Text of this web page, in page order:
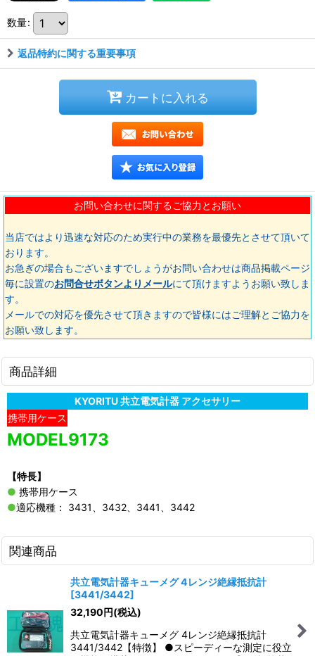
数量:
返品特約に関する重要事項
カートに入れる
お問い合わせに関するご協力とお願い
当店ではより迅速な対応のため実行中の業務を最優先とさせて頂いて
おります。
お急ぎの場合もございますでしょうがお問い合わせは商品掲載ページ
毎に設置のお問合せボタンよりメールにて頂けますようお願い致しま
す。
メールでの対応を優先させて頂きますので皆様にはご理解とご協力を
お願い致します。
商品詳細
KYORITU 共立電気計器 アクセサリー
携帯用ケース
MODEL9173
【特長】
● 携帯用ケース
●適応機種： 3431、3432、3441、3442
関連商品
共立電気計器キューメグ 4レンジ絶縁抵抗計
[3441/3442]
32,190円(税込)
共立電気計器キューメグ 4レンジ絶縁抵抗計
3441/3442【特徴】 ●スピーディーな測定に役立